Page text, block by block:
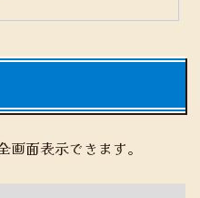
面表示できます。